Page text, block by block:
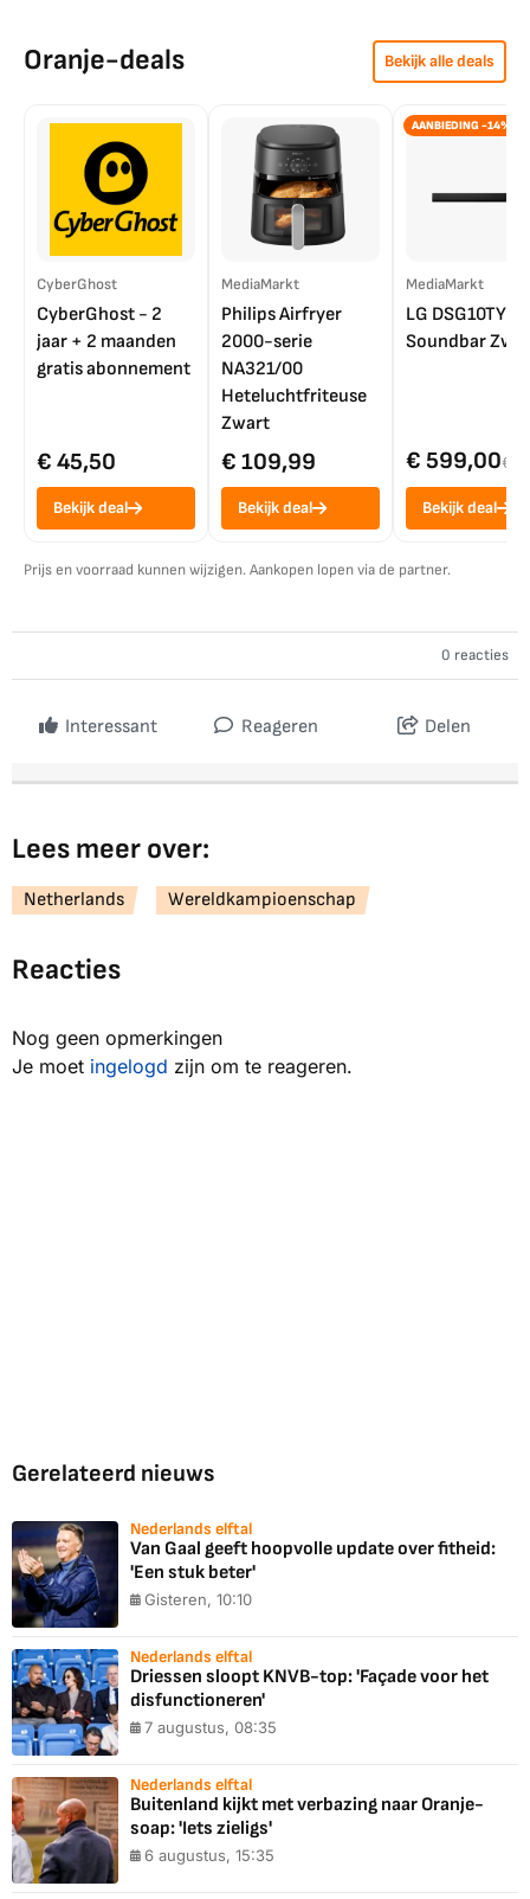
Oranje-deals Bekijk alle deals
CyberGhost
CyberGhost - 2
jaar + 2 maanden
gratis abonnement
€ 45,50
Bekijk deal
MediaMarkt
Philips Airfryer
2000-serie
NA321/00
Heteluchtfriteuse
Zwart
€ 109,99
Bekijk deal
AANBIEDING -14%
MediaMarkt
LG DSG10TY
Soundbar
€ 599,00€
Bekijk deal
Prijs en voorraad kunnen wijzigen. Aankopen lopen via de partner.
0 reacties
Interessant Reageren Delen
Lees meer over:
Netherlands Wereldkampioenschap
Reacties
Nog geen opmerkingen
Je moet ingelogd zijn om te reageren.
Gerelateerd nieuws
Nederlands elftal
Van Gaal geeft hoopvolle update over fitheid:
'Een stuk beter'
Gisteren, 10:10
Nederlands elftal
Driessen sloopt KNVB-top: 'Façade voor het
disfunctioneren'
7 augustus, 08:35
Nederlands elftal
Buitenland kijkt met verbazing naar Oranje-
soap: 'Iets zieligs'
6 augustus, 15:35